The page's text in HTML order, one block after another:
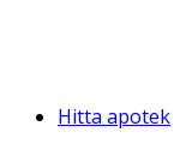
Hitta apotek